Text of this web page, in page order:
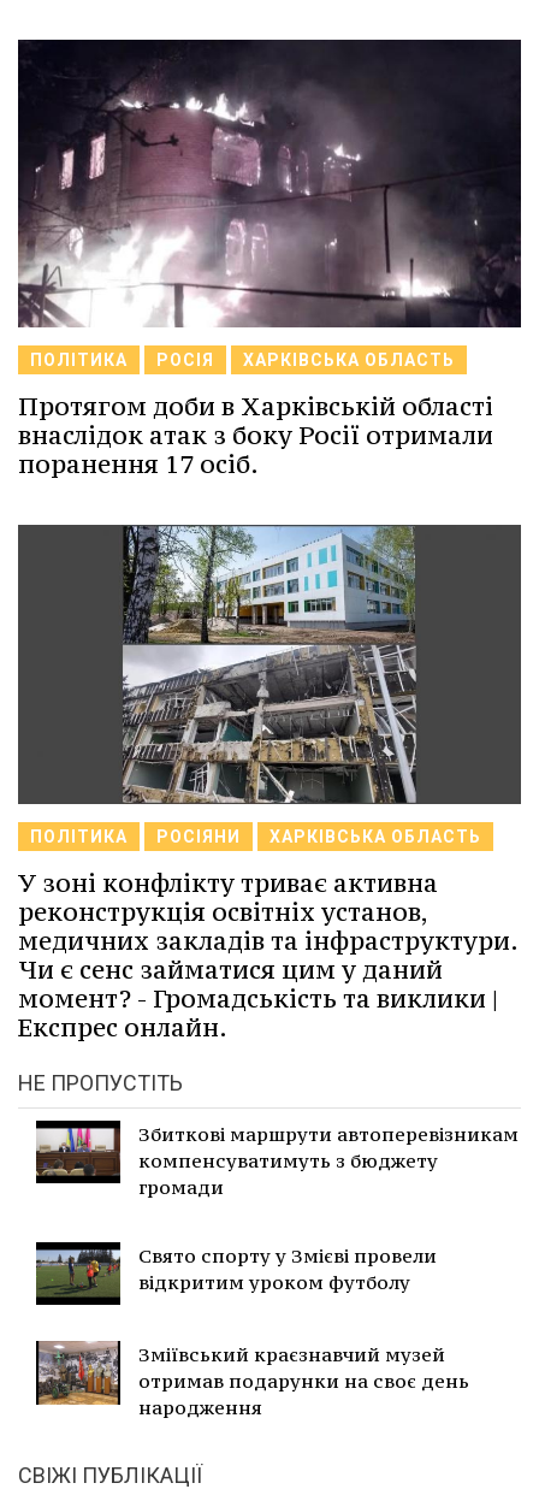
ПОЛІТИКА РОСІЯ ХАРКІВСЬКА ОБЛАСТЬ
Протягом доби в Харківській області
внаслідок атак з боку Росії отримали
поранення 17 осіб.
ПОЛІТИКА РОСІЯНИ ХАРКІВСЬКА ОБЛАСТЬ
У зоні конфлікту триває активна
реконструкція освітніх установ,
медичних закладів та інфраструктури.
Чи є сенс займатися цим у даний
момент? - Громадськість та виклики |
Експрес онлайн.
НЕ ПРОПУСТІТЬ
Збиткові маршрути автоперевізникам
компенсуватимуть з бюджету
громади
Свято спорту у Змієві провели
відкритим уроком футболу
Зміївський краєзнавчий музей
отримав подарунки на своє день
народження
СВІЖІ ПУБЛІКАЦІЇ